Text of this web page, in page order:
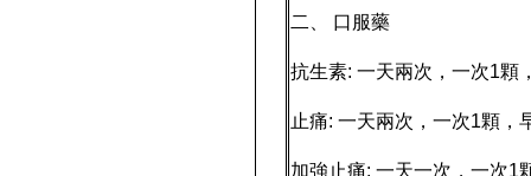
二、 口服藥
抗生素: 一天兩次，一次1顆
止痛: 一天兩次，一次1顆，
加強止痛: 一天一次，一次1